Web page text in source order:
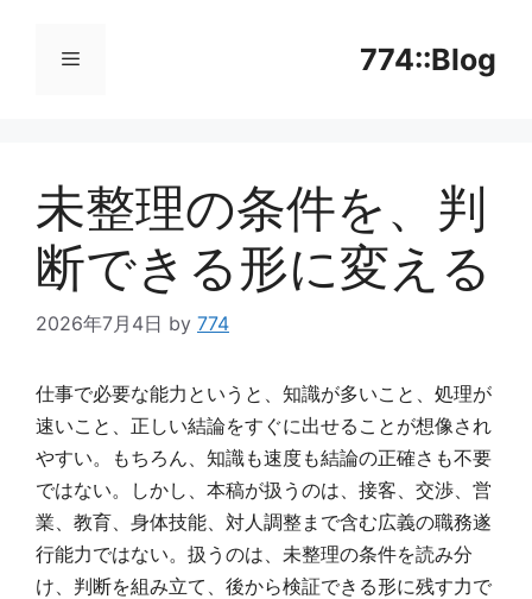
774::Blog
ニ
ュ
未整理の条件を、判
断できる形に変える
2026年7月4日 by 774
仕事で必要な能力というと、知識が多いこと、処理が
速いこと、正しい結論をすぐに出せることが想像され
やすい。もちろん、知識も速度も結論の正確さも不要
ではない。しかし、本稿が扱うのは、接客、交渉、営
業、教育、身体技能、対人調整まで含む広義の職務遂
行能力ではない。扱うのは、未整理の条件を読み分
け、判断を組み立て、後から検証できる形に残す力で